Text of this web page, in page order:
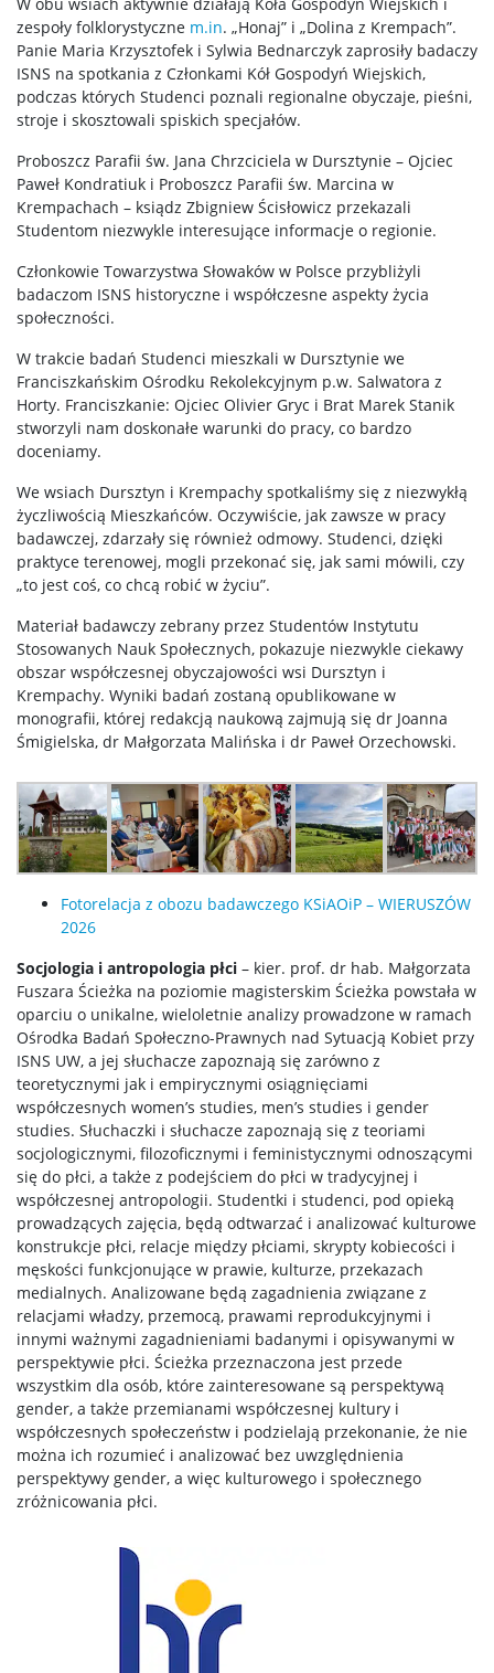
zespoły folklorystyczne m.in. „Honaj” i „Dolina z Krempach”.
Panie Maria Krzysztofek i Sylwia Bednarczyk zaprosiły badaczy
ISNS na spotkania z Członkami Kół Gospodyń Wiejskich,
podczas których Studenci poznali regionalne obyczaje, pieśni,
stroje i skosztowali spiskich specjałów.
Proboszcz Parafii św. Jana Chrzciciela w Dursztynie – Ojciec
Paweł Kondratiuk i Proboszcz Parafii św. Marcina w
Krempachach – ksiądz Zbigniew Ścisłowicz przekazali
Studentom niezwykle interesujące informacje o regionie.
Członkowie Towarzystwa Słowaków w Polsce przybliżyli
badaczom ISNS historyczne i współczesne aspekty życia
społeczności.
W trakcie badań Studenci mieszkali w Dursztynie we
Franciszkańskim Ośrodku Rekolekcyjnym p.w. Salwatora z
Horty. Franciszkanie: Ojciec Olivier Gryc i Brat Marek Stanik
stworzyli nam doskonałe warunki do pracy, co bardzo
doceniamy.
We wsiach Dursztyn i Krempachy spotkaliśmy się z niezwykłą
życzliwością Mieszkańców. Oczywiście, jak zawsze w pracy
badawczej, zdarzały się również odmowy. Studenci, dzięki
praktyce terenowej, mogli przekonać się, jak sami mówili, czy
„to jest coś, co chcą robić w życiu”.
Materiał badawczy zebrany przez Studentów Instytutu
Stosowanych Nauk Społecznych, pokazuje niezwykle ciekawy
obszar współczesnej obyczajowości wsi Dursztyn i
Krempachy. Wyniki badań zostaną opublikowane w
monografii, której redakcją naukową zajmują się dr Joanna
Śmigielska, dr Małgorzata Malińska i dr Paweł Orzechowski.
Fotorelacja z obozu badawczego KSiAOiP – WIERUSZÓW
2026
Socjologia i antropologia płci – kier. prof. dr hab. Małgorzata
Fuszara Ścieżka na poziomie magisterskim Ścieżka powstała w
oparciu o unikalne, wieloletnie analizy prowadzone w ramach
Ośrodka Badań Społeczno-Prawnych nad Sytuacją Kobiet przy
ISNS UW, a jej słuchacze zapoznają się zarówno z
teoretycznymi jak i empirycznymi osiągnięciami
współczesnych women’s studies, men’s studies i gender
studies. Słuchaczki i słuchacze zapoznają się z teoriami
socjologicznymi, filozoficznymi i feministycznymi odnoszącymi
się do płci, a także z podejściem do płci w tradycyjnej i
współczesnej antropologii. Studentki i studenci, pod opieką
prowadzących zajęcia, będą odtwarzać i analizować kulturowe
konstrukcje płci, relacje między płciami, skrypty kobiecości i
męskości funkcjonujące w prawie, kulturze, przekazach
medialnych. Analizowane będą zagadnienia związane z
relacjami władzy, przemocą, prawami reprodukcyjnymi i
innymi ważnymi zagadnieniami badanymi i opisywanymi w
perspektywie płci. Ścieżka przeznaczona jest przede
wszystkim dla osób, które zainteresowane są perspektywą
gender, a także przemianami współczesnej kultury i
współczesnych społeczeństw i podzielają przekonanie, że nie
można ich rozumieć i analizować bez uwzględnienia
perspektywy gender, a więc kulturowego i społecznego
zróżnicowania płci.